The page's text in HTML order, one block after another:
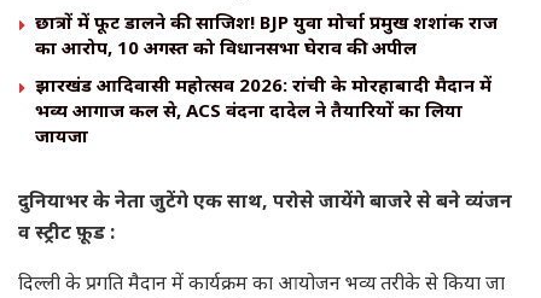
छात्रों में फूट डालने की साजिश! BJP युवा मोर्चा प्रमुख शशांक राज
का आरोप, 10 अगस्त को विधानसभा घेराव की अपील
झारखंड आदिवासी महोत्सव 2026: रांची के मोरहाबादी मैदान में
भव्य आगाज कल से, ACS वंदना दादेल ने तैयारियों का लिया
जायजा
दुनियाभर के नेता जुटेंगे एक साथ, परोसे जायेंगे बाजरे से बने व्यंजन
व स्ट्रीट फ़ूड :
दिल्ली के प्रगति मैदान में कार्यक्रम का आयोजन भव्य तरीके से किया जा